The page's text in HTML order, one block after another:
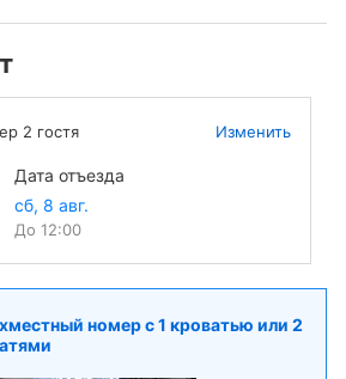
2 гостя Изменить
Дата отъезда
До 12:00
номер с 1 кроватью или 2